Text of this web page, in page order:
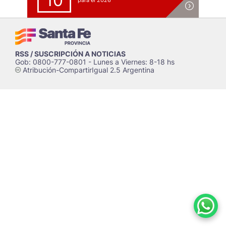
RSS / SUSCRIPCIÓN A NOTICIAS
Gob: 0800-777-0801 - Lunes a Viernes: 8-18 hs
cAtribución-CompartirIgual 2.5 Argentina